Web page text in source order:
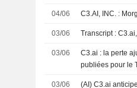
04/06
03/06 Transcript :
03/06
C3.ai : la perte
publiées pour le
03/06
(AI) C3.ai